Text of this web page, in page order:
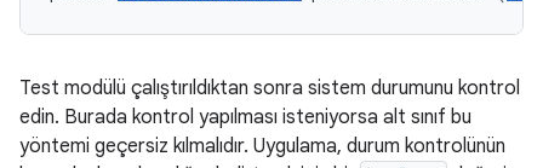
Test modülü çalıştırıldıktan sonra sistem durumunu kontrol
edin. Burada kontrol yapılması isteniyorsa alt sınıf bu
yöntemi geçersiz kılmalıdır. Uygulama, durum kontrolünün